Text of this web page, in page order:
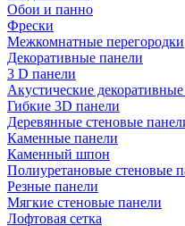
Обои и панно
Фрески
Межкомнатные перегородки
Декоративные панели
3 D панели
Акустические
Гибкие 3D панели
Деревянные стеновые
Каменные панели
Каменный шпон
Полиуретановые стеновые
Резные панели
Мягкие стеновые панели
Лофтовая сетка